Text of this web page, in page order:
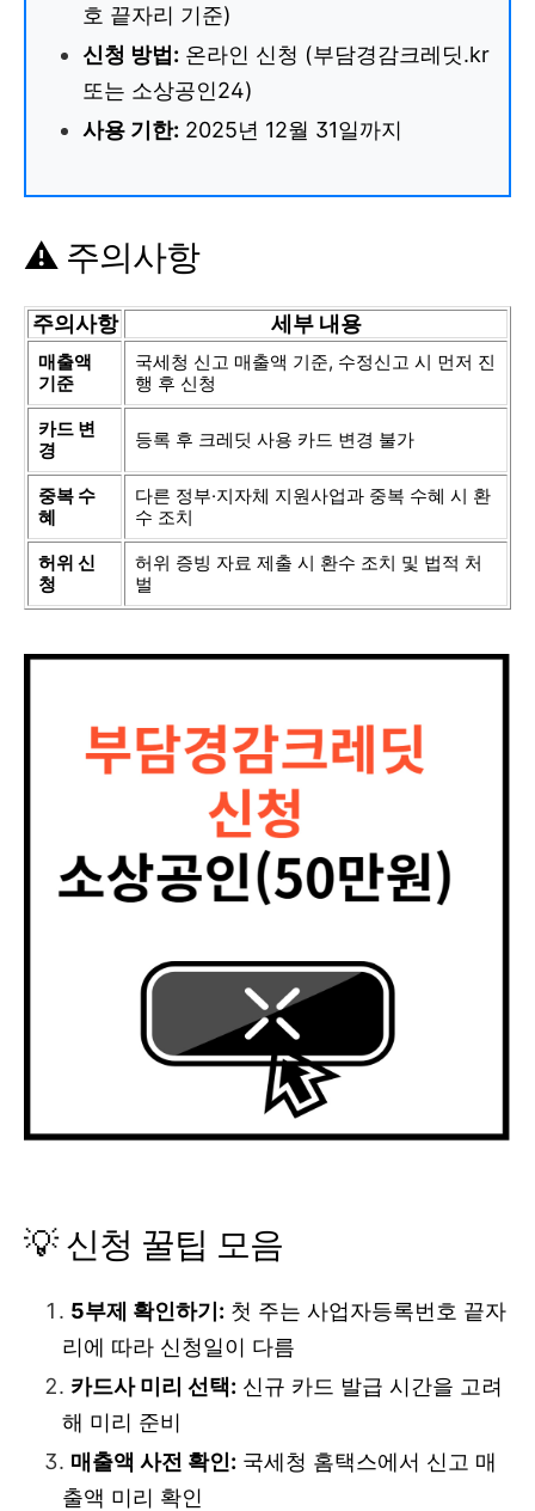
호 끝자리 기준)
신청 방법: 온라인 신청 (부담경감크레딧.kr
또는 소상공인24)
사용 기한: 2025년 12월 31일까지
⚠️ 주의사항
주의사항 세부 내용
매출액
기준
국세청 신고 매출액 기준, 수정신고 시 먼저 진
행 후 신청
카드 변
경
등록 후 크레딧 사용 카드 변경 불가
중복 수
혜
다른 정부·지자체 지원사업과 중복 수혜 시 환
수 조치
허위 신
청
허위 증빙 자료 제출 시 환수 조치 및 법적 처
벌
💡 신청 꿀팁 모음
5부제 확인하기: 첫 주는 사업자등록번호 끝자
리에 따라 신청일이 다름
카드사 미리 선택: 신규 카드 발급 시간을 고려
해 미리 준비
매출액 사전 확인: 국세청 홈택스에서 신고 매
출액 미리 확인